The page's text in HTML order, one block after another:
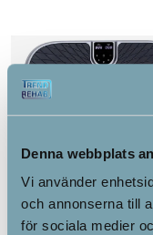
Denna webbplats
Vi använder
och annonserna till
för sociala medier